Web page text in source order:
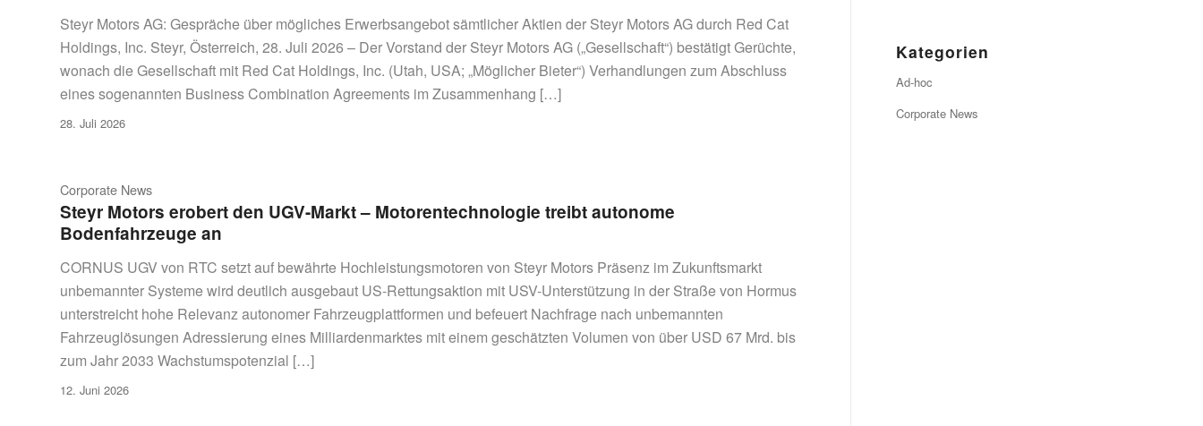
Steyr Motors AG: Gespräche über mögliches Erwerbsangebot sämtlicher Aktien der Steyr Motors AG durch Red Cat
Holdings, Inc. Steyr, Österreich, 28. Juli 2026 – Der Vorstand der Steyr Motors AG („Gesellschaft“) bestätigt Gerüchte,
wonach die Gesellschaft mit Red Cat Holdings, Inc. (Utah, USA; „Möglicher Bieter“) Verhandlungen zum Abschluss
eines sogenannten Business Combination Agreements im Zusammenhang […]
28. Juli 2026
Corporate News
Steyr Motors erobert den UGV-Markt – Motorentechnologie treibt autonome
Bodenfahrzeuge an
CORNUS UGV von RTC setzt auf bewährte Hochleistungsmotoren von Steyr Motors Präsenz im Zukunftsmarkt
unbemannter Systeme wird deutlich ausgebaut US-Rettungsaktion mit USV-Unterstützung in der Straße von Hormus
unterstreicht hohe Relevanz autonomer Fahrzeugplattformen und befeuert Nachfrage nach unbemannten
Fahrzeuglösungen Adressierung eines Milliardenmarktes mit einem geschätzten Volumen von über USD 67 Mrd. bis
zum Jahr 2033 Wachstumspotenzial […]
12. Juni 2026
Kategorien
Ad-hoc
Corporate News